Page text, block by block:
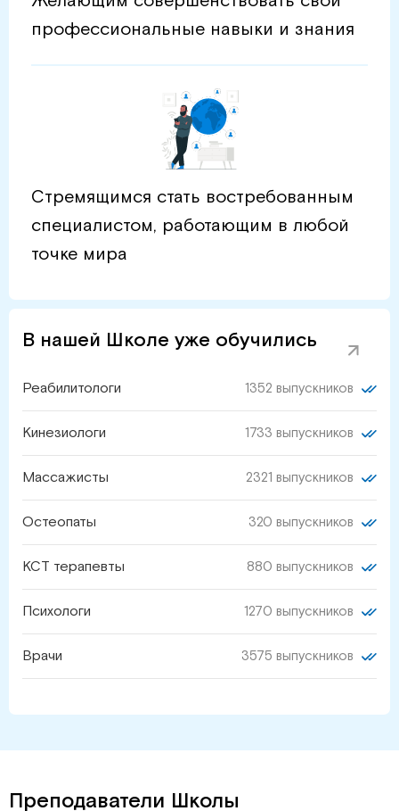
профессиональные навыки и знания
Стремящимся стать востребованным
специалистом, работающим в любой
точке мира
В нашей Школе уже обучились
Реабилитологи 1352 выпускников
Кинезиологи 1733 выпускников
Массажисты 2321 выпускников
Остеопаты 320 выпускников
КСТ терапевты 880 выпускников
Психологи 1270 выпускников
Врачи 3575 выпускников
Преподаватели Школы